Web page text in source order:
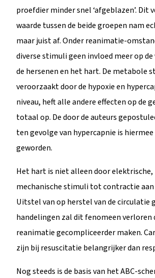
proefdier minder snel ‘afgeblazen’. Dit
waarde tussen de beide groepen nam
maar juist af. Onder reanimatie-
diverse stimuli geen invloed meer op
de hersenen en het hart. De metabole
veroorzaakt door de hypoxie en
niveau, heft alle andere effecten op de
totaal op. De door de auteurs
ten gevolge van hypercapnie is
geworden.
Het hart is niet alleen door elektrische,
mechanische stimuli tot contractie
Uitstel van op herstel van de circulatie
handelingen zal dit fenomeen verloren
reanimatie gecompliceerder maken.
zijn bij resuscitatie belangrijker dan
Nog steeds is de basis van het ABC-